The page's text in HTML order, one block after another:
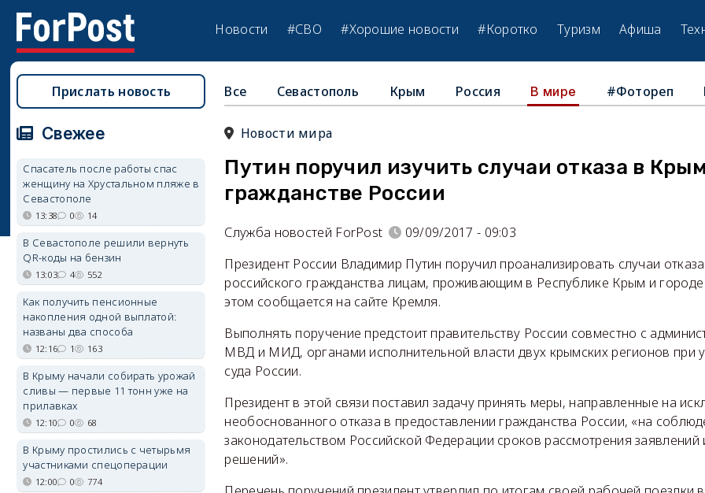
Новости #СВО #Хорошие новости #Коротко Туризм Афиша
Все Севастополь Крым Россия В мире #Фотореп
Новости мира
Путин поручил изучить случаи отказа в
гражданстве России
Служба новостей ForPost
09/09/2017 - 09:03
Президент России Владимир Путин поручил проанализировать случаи
российского гражданства лицам, проживающим в Республике Крым и
этом сообщается на сайте Кремля.
Выполнять поручение предстоит правительству России совместно с
МВД и МИД, органами исполнительной власти двух крымских регионов при
суда России.
Президент в этой связи поставил задачу принять меры, направленные на
необоснованного отказа в предоставлении гражданства России, «на
законодательством Российской Федерации сроков рассмотрения заявлений
решений».
Прислать новость
Свежее
Спасатель после работы спас
женщину на Хрустальном пляже в
Севастополе
13:38 0 14
В Севастополе решили вернуть
QR-коды на бензин
13:03 4 552
Как получить пенсионные
накопления одной выплатой:
названы два способа
12:16 1 163
В Крыму начали собирать урожай
сливы — первые 11 тонн уже на
прилавках
12:10 0 68
В Крыму простились с четырьмя
участниками спецоперации
12:00 0 774